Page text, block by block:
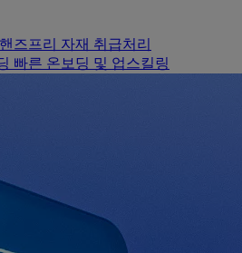
핸즈프리 자재 취급처리
빠른 온보딩 및 업스킬링